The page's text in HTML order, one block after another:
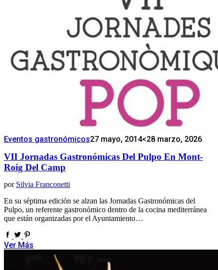
Eventos gastronómicos27 mayo, 2014<28 marzo, 2026
VII Jornadas Gastronómicas Del Pulpo En Mont-
Roig Del Camp
por Silvia Franconetti
En su séptima edición se alzan las Jornadas Gastronómicas del
Pulpo, un referente gastronómico dentro de la cocina mediterránea
que están organizadas por el Ayuntamiento…
Ver Más